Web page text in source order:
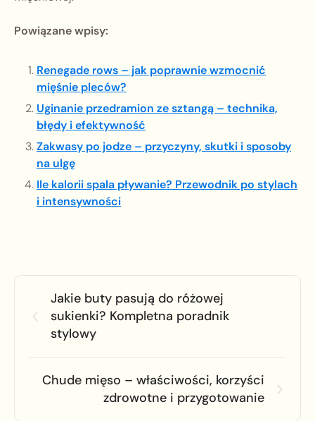
Powiązane wpisy:
Renegade rows – jak poprawnie wzmocnić
mięśnie pleców?
Uginanie przedramion ze sztangą – technika,
błędy i efektywność
Zakwasy po jodze – przyczyny, skutki i sposoby
na ulgę
Ile kalorii spala pływanie? Przewodnik po stylach
i intensywności
Jakie buty pasują do różowej
sukienki? Kompletna poradnik
stylowy
Chude mięso – właściwości, korzyści
zdrowotne i przygotowanie